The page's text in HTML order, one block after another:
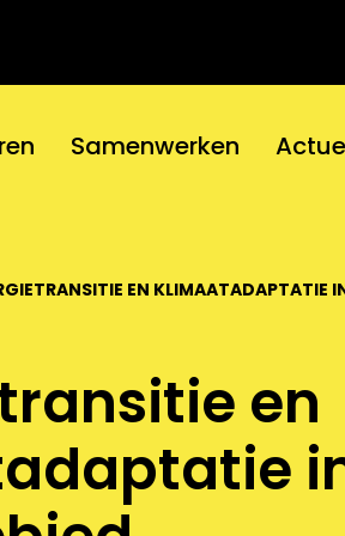
Samenwerken
EN KLIMAATADAPTATIE
en